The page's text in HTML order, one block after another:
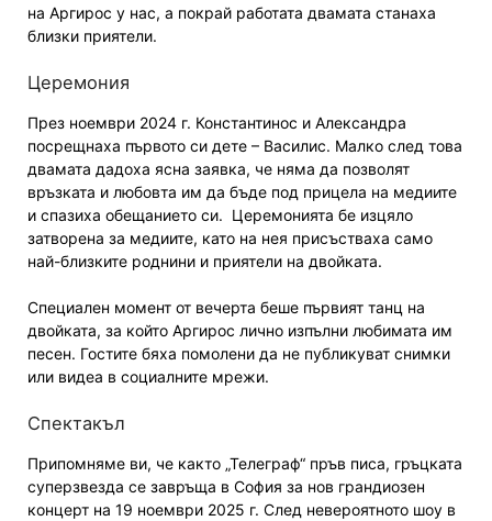
на Аргирос у нас, а покрай работата двамата станаха
близки приятели.
Церемония
През ноември 2024 г. Константинос и Александра
посрещнаха първото си дете – Василис. Малко след това
двамата дадоха ясна заявка, че няма да позволят
връзката и любовта им да бъде под прицела на медиите
и спазиха обещанието си. Церемонията бе изцяло
затворена за медиите, като на нея присъстваха само
най-близките роднини и приятели на двойката.
Специален момент от вечерта беше първият танц на
двойката, за който Аргирос лично изпълни любимата им
песен. Гостите бяха помолени да не публикуват снимки
или видеа в социалните мрежи.
Спектакъл
Припомняме ви, че както „Телеграф“ пръв писа, гръцката
суперзвезда се завръща в София за нов грандиозен
концерт на 19 ноември 2025 г. След невероятното шоу в